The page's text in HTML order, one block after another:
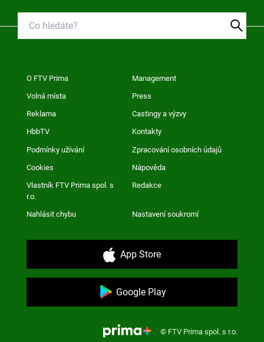
O FTV Prima Management
Volná místa Press
Reklama Castingy a výzvy
HbbTV Kontakty
Podmínky užívání Zpracování osobních údajů
Cookies Nápověda
Vlastník FTV Prima spol. s
r.o.
Redakce
Nahlásit chybu Nastavení soukromí
App Store
Google Play
© FTV Prima spol. s r.o.